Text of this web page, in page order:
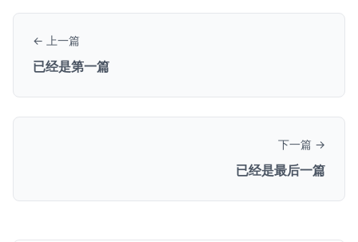
← 上一篇
已经是第一篇
下一篇 →
已经是最后一篇